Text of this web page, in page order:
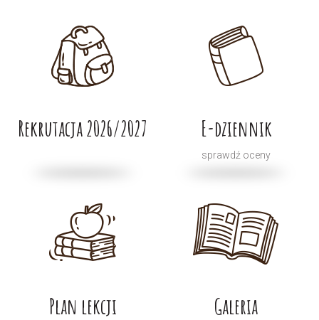
Rekrutacja 2026/2027 E-dziennik
sprawdź oceny
Plan lekcji Galeria